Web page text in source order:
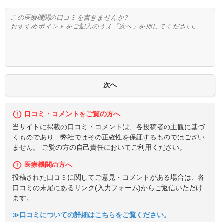
口コミ・コメントをご覧の方へ
当サイトに掲載の口コミ・コメントは、各投稿者の主観に基づ
くものであり、弊社ではその正確性を保証するものではござい
ません。 ご覧の方の自己責任においてご利用ください。
医療機関の方へ
投稿された口コミに関してご意見・コメントがある場合は、各
口コミの末尾にあるリンク(入力フォーム)からご返信いただけ
ます。
≫口コミについての詳細はこちらをご覧ください。